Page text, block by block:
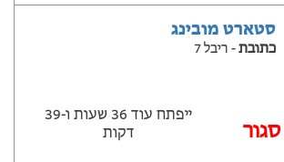
סטארט מובינג
כתובת- ריבל 7
ייפתח עוד 36 שעות ‫ו-39
דקות